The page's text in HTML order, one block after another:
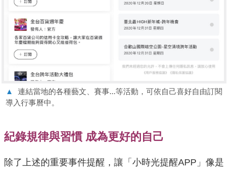
▲
連結當地的各種藝文、賽事...等活動，可依自己喜好自由訂閱
導入行事曆中。
紀錄規律與習慣 成為更好的自己
除了上述的重要事件提醒，讓「小時光提醒APP」像是